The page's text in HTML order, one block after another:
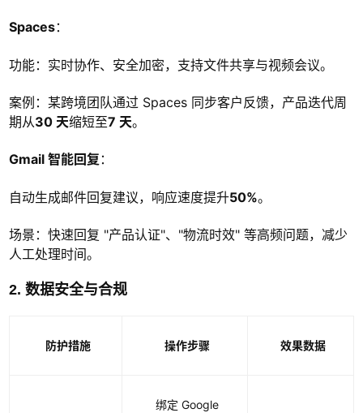
Spaces：
功能：实时协作、安全加密，支持文件共享与视频会议。
案例：某跨境团队通过 Spaces 同步客户反馈，产品迭代周
期从30 天缩短至7 天。
Gmail 智能回复 ：
自动生成邮件回复建议，响应速度提升50%。
场景：快速回复 "产品认证"、"物流时效" 等高频问题，减少
人工处理时间。
2. 数据安全与合规
防护措施 操作步骤 效果数据
绑定 Google